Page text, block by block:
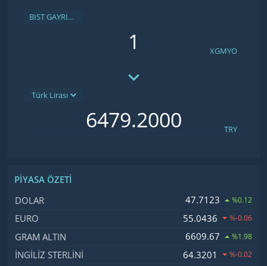
BIST GAYRIMENKUL Y.O.
XGMYO
TRY
PIYASA ÖZETI
İsim, Kod
DOLAR 47.7123 %0.12
EURO 55.0436 %-0.06
GRAM ALTIN 6609.67 %1.98
İNGILIZ STERLINI 64.3201 %-0.02